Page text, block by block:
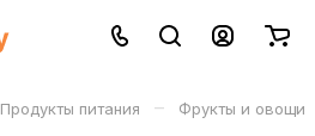
Продукты питания – Фрукты и овощи